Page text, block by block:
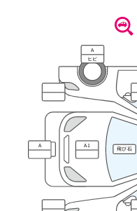
A
ヒビ
A A1
飛び石